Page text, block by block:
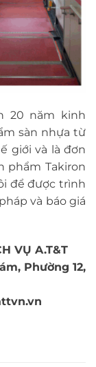
20 năm kinh
sàn nhựa từ
giới và là đơn
phẩm Takiron
để được trình
và báo giá
VỤ A.T&T
Phường 12,